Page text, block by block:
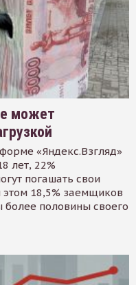
может
«Яндекс.Взгляд»
лет, 22%
погашать свои
18,5% заемщиков
половины своего